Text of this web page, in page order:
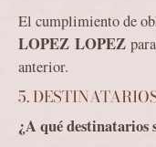
El cumplimiento de
LOPEZ LOPEZ
anterior.
5.
¿A qué destinatarios